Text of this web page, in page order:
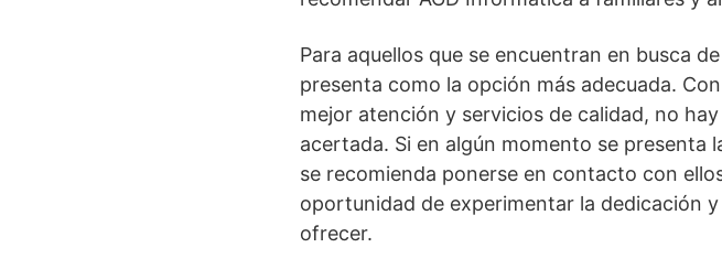
Para aquellos que se encuentran en busca
presenta como la opción más adecuada.
mejor atención y servicios de calidad, no
acertada. Si en algún momento se presenta
se recomienda ponerse en contacto con
oportunidad de experimentar la dedicación
ofrecer.